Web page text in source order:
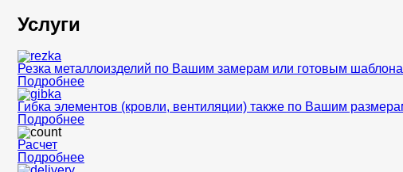
Услуги
Резка металлоизделий по Вашим замерам или готовым
Подробнее
Гибка элементов (кровли, вентиляции) также по Вашим
Подробнее
Расчет
Подробнее